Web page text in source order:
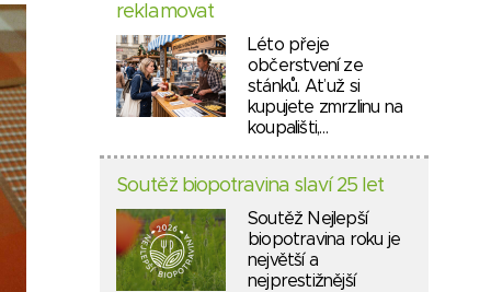
reklamovat
Léto přeje
občerstvení ze
stánků. Ať už si
kupujete zmrzlinu na
koupališti,…
Soutěž biopotravina slaví 25 let
Soutěž Nejlepší
biopotravina roku je
největší a
nejprestižnější